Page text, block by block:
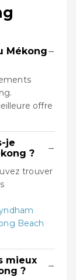
Mékong−
offre
je
?
−
trouver
Beach
mieux
?
−